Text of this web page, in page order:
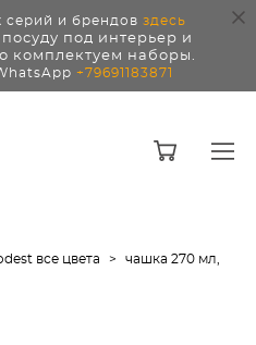
серий и брендов здесь
под интерьер и
комплектуем наборы.
+79691183871
все цвета >
чашка 270 мл,